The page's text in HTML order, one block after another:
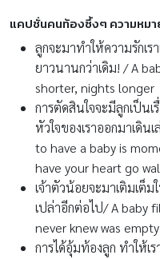
แคปชั่นคนท้องซึ้งๆ ความหม
ลูกจะมาทำให้ความรักเ
ยาวนานกว่าเดิม! / A
shorter, nights longer
การตัดสินใจจะมีลูกเป็น
หัวใจของเราออกมาเดิน
to have a baby is
have your heart go
เจ้าตัวน้อยจะมาเติมเต็ม
เปล่าอีกต่อไป/ A baby
never knew was empty
การได้อุ้มท้องลูก ทำให้